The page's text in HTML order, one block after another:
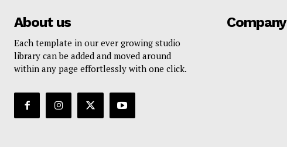
About us
Each template in our ever growing studio
library can be added and moved around
within any page effortlessly with one click.
Company